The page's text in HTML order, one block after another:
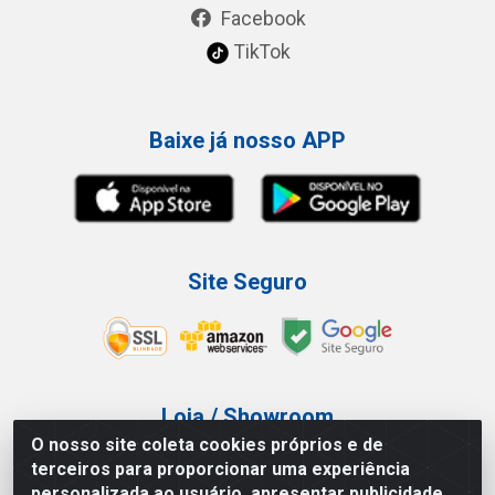
O nosso site coleta cookies próprios e de
terceiros para proporcionar uma experiência
Facebook
TikTok
Baixe já nosso APP
Site Seguro
Loja / Showroom
Tel.: (11) 3227-0546
Av Vautier, 587/597 - Pari - São Paulo/SP